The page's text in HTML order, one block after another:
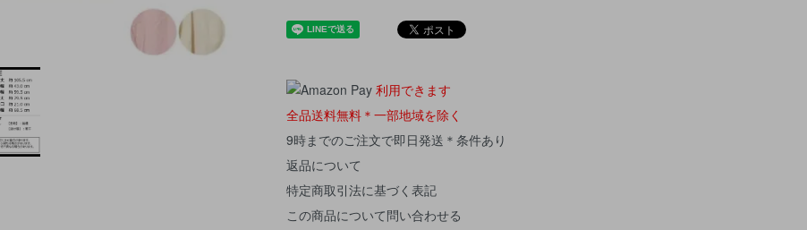
利用できます
全品送料無料＊一部地域を除く
9時までのご注文で即日発送＊条件あり
返品について
特定商取引法に基づく表記
この商品について問い合わせる